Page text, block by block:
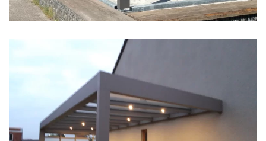
klik voor slideshow